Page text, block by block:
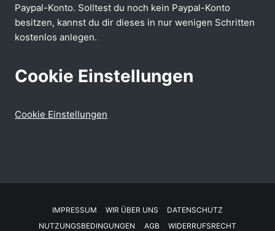
Paypal-Konto. Solltest du noch kein Paypal-Konto
besitzen, kannst du dir dieses in nur wenigen Schritten
kostenlos anlegen.
Cookie Einstellungen
Cookie Einstellungen
IMPRESSUM WIR ÜBER UNS
DATENSCHUTZ
NUTZUNGSBEDINGUNGEN
AGB WIDERRUFSRECHT